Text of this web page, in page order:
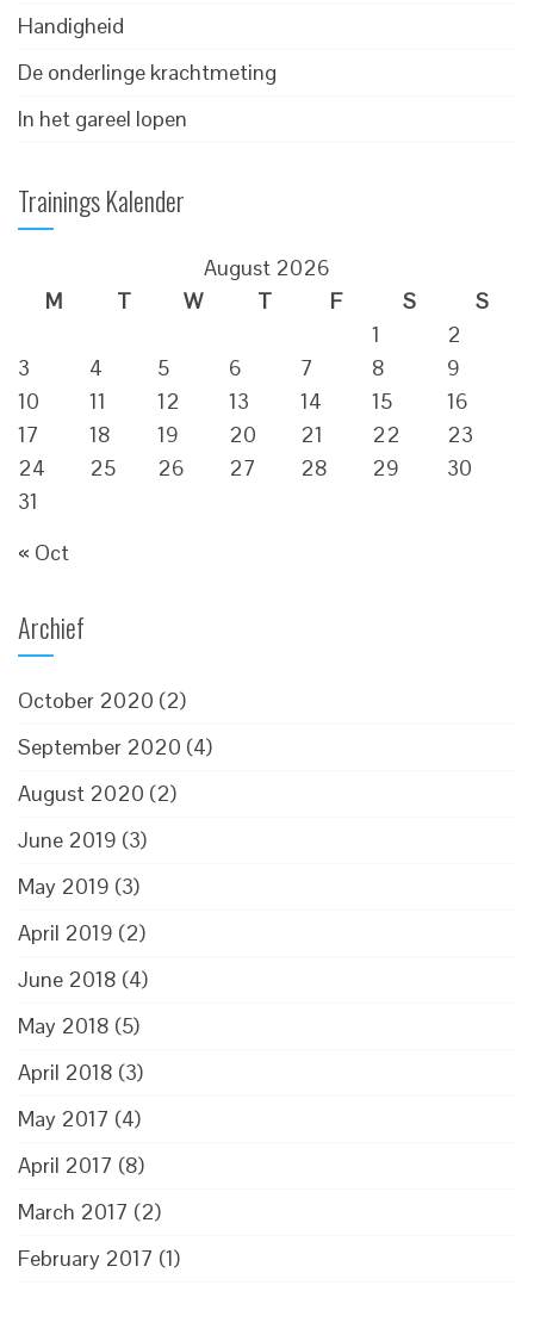
Handigheid
De onderlinge krachtmeting
In het gareel lopen
Trainings Kalender
August 2026
M
T W T F S
S
1
2
3
4 5 6 7 8
9
10
11 12 13 14 15
16
17
18 19 20 21 22
23
24
25 26 27 28 29
30
31
« Oct
Archief
October 2020 (2)
September 2020 (4)
August 2020 (2)
June 2019 (3)
May 2019 (3)
April 2019 (2)
June 2018 (4)
May 2018 (5)
April 2018 (3)
May 2017 (4)
April 2017 (8)
March 2017 (2)
February 2017 (1)